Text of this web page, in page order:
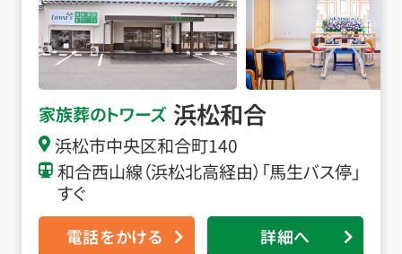
家族葬のトワーズ 浜松和合
浜松市中央区和合町140
和合西山線（浜松北高経由）「馬生バス停」
すぐ
電話をかける 詳細へ